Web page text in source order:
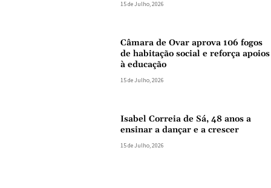
15 de Julho, 2026
Câmara de Ovar aprova 106 fogos
de habitação social e reforça apoios
à educação
15 de Julho, 2026
Isabel Correia de Sá, 48 anos a
ensinar a dançar e a crescer
15 de Julho, 2026